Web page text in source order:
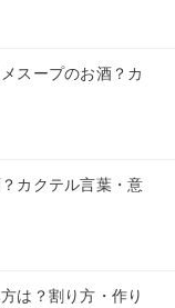
スープのお酒？カ
カクテル言葉・意
は？割り方・作り